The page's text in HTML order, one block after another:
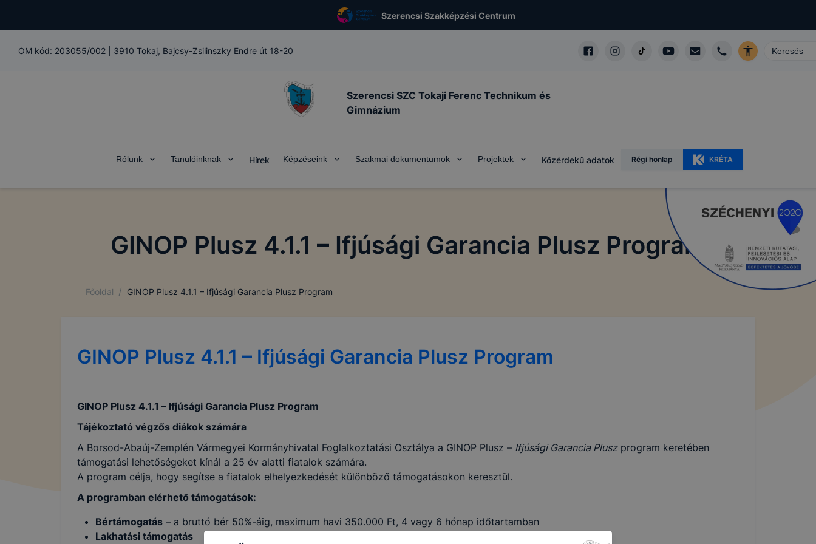
Szerencsi Szakképzési Centrum
OM kód: 203055/002 3910 Tokaj, Bajcsy-Zsilinszky Endre út 18-20
Szerencsi SZC Tokaji Ferenc Technikum és
Gimnázium
Rólunk Tanulóinknak Hírek Képzéseink Szakmai dokumentumok Projektek Közérdekű adatok Régi honlap KRÉTA
GINOP Plusz 4.1.1 – Ifjúsági Garancia Plusz Program
Főoldal / GINOP Plusz 4.1.1 – Ifjúsági Garancia Plusz Program
GINOP Plusz 4.1.1 – Ifjúsági Garancia Plusz Program
GINOP Plusz 4.1.1 – Ifjúsági Garancia Plusz Program
Tájékoztató végzős diákok számára
A Borsod-Abaúj-Zemplén Vármegyei Kormányhivatal Foglalkoztatási Osztálya a GINOP Plusz – Ifjúsági Garancia Pluszprogram keretében
támogatási lehetőségeket kínál a 25 év alatti fiatalok számára.
A program célja, hogy segítse a fiatalok elhelyezkedését különböző támogatásokon keresztül.
A programban elérhető támogatások:
Bértámogatás – a bruttó bér 50%-áig, maximum havi 350.000 Ft, 4 vagy 6 hónap időtartamban
Lakhatási támogatás